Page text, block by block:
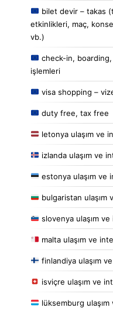
bilet devir – takas
etkinlikleri, maç,
vb.)
check-in,
işlemleri
visa shopping –
duty free, tax free
letonya ulaşım ve
izlanda ulaşım ve
estonya ulaşım ve
bulgaristan
slovenya ulaşım
malta ulaşım ve
finlandiya ulaşım
isviçre ulaşım ve
lüksemburg